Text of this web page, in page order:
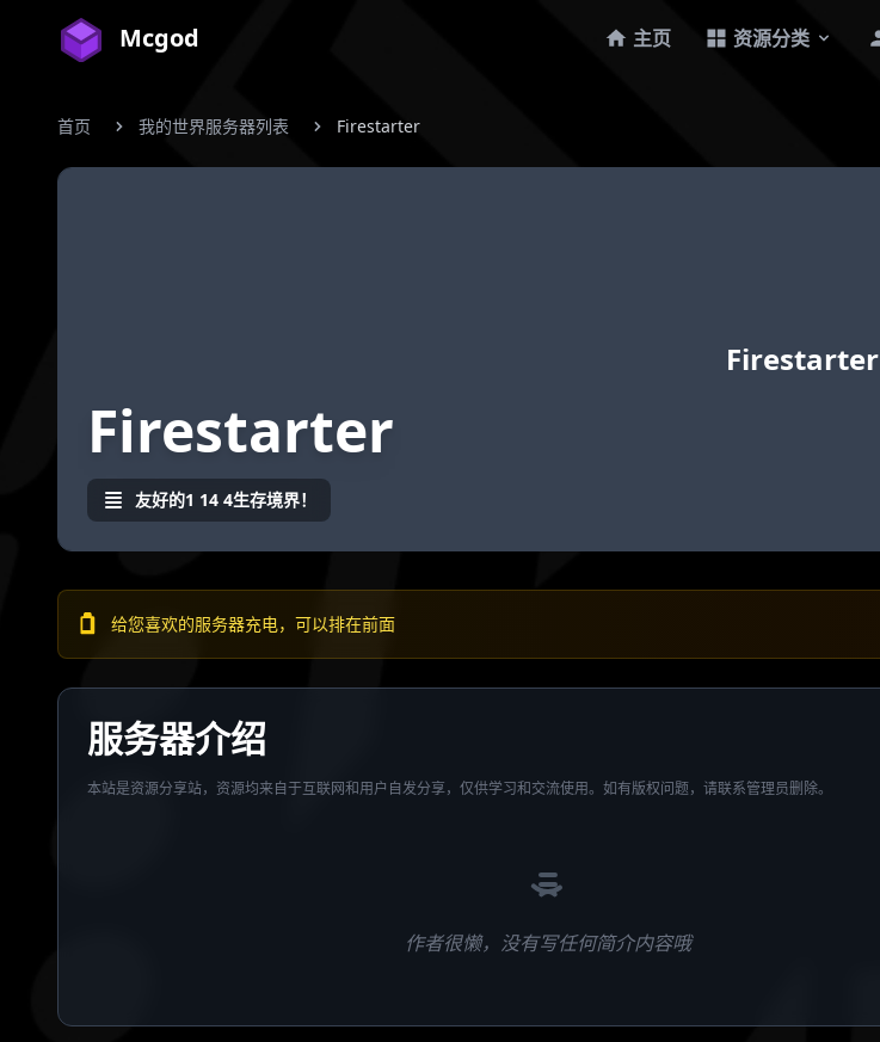
Mcgod 主页 资源分类
首页 我的世界服务器列表 Firestarter
Firestarter
Firestarter
友好的1 14 4生存境界！
给您喜欢的服务器充电，可以排在前面
服务器介绍
本站是资源分享站，资源均来自于互联网和用户自发分享，仅供学习和交流使用。如有版权问题，请联系管理员删除。
作者很懒，没有写任何简介内容哦